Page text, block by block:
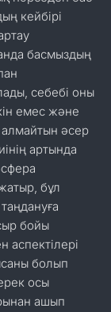
кейбірі
басмыздың
себебі оны
емес және
алмайтын әсер
артында
бұл
бойы
аспектілері
болып
осы
ашып